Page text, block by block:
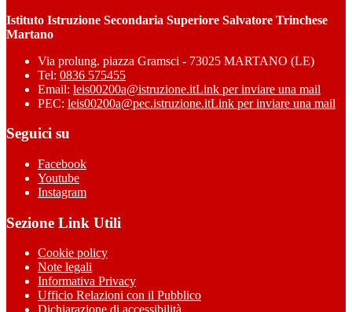
Istituto Istruzione Secondaria Superiore Salvatore Trinchese
Martano
Via prolung. piazza Gramsci - 73025 MARTANO (LE)
Tel: 0836 575455
Email: leis00200a@istruzione.itLink per inviare una mail
PEC: leis00200a@pec.istruzione.itLink per inviare una mail
Seguici su
Facebook
Youtube
Instagram
Sezione Link Utili
Cookie policy
Note legali
Informativa Privacy
Ufficio Relazioni con il Pubblico